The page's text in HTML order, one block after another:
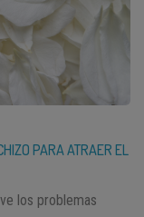
PARA ATRAER EL
los problemas